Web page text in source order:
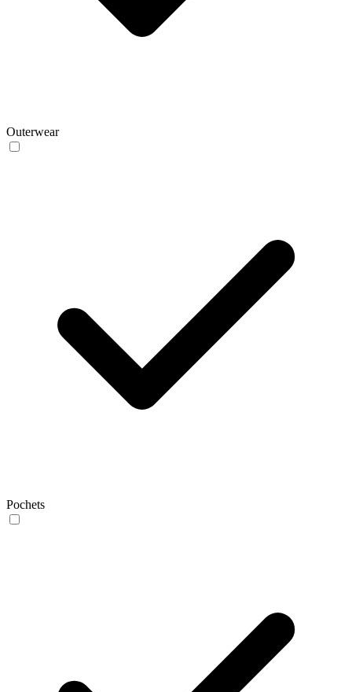
Outerwear
Pochets